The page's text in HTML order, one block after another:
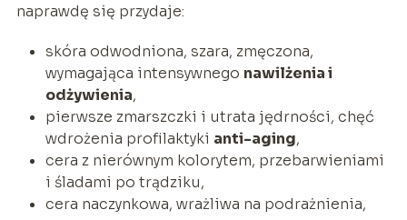
naprawdę się przydaje:
skóra odwodniona, szara, zmęczona,
wymagająca intensywnego nawilżenia i
odżywienia,
pierwsze zmarszczki i utrata jędrności, chęć
wdrożenia profilaktyki anti-aging,
cera z nierównym kolorytem, przebarwieniami
i śladami po trądziku,
cera naczynkowa, wrażliwa na podrażnienia,